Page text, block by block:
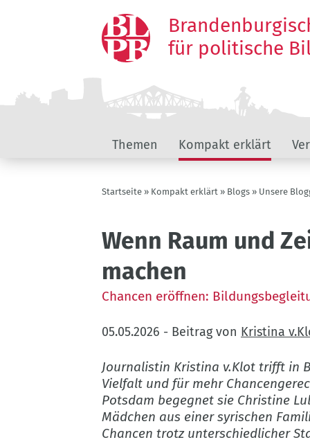
für politische
Hauptnavigation
Themen Kompakt erklärt
Pfadnavigation
Startseite Kompakt erklärt Blogs Unsere
Wenn Raum und
machen
Chancen eröffnen:
05.05.2026 - Beitrag von Kristina
Journalistin Kristina v.Klot trifft in
Vielfalt und für mehr
Potsdam begegnet sie Christine
Mädchen aus einer syrischen
Chancen trotz unterschiedlicher